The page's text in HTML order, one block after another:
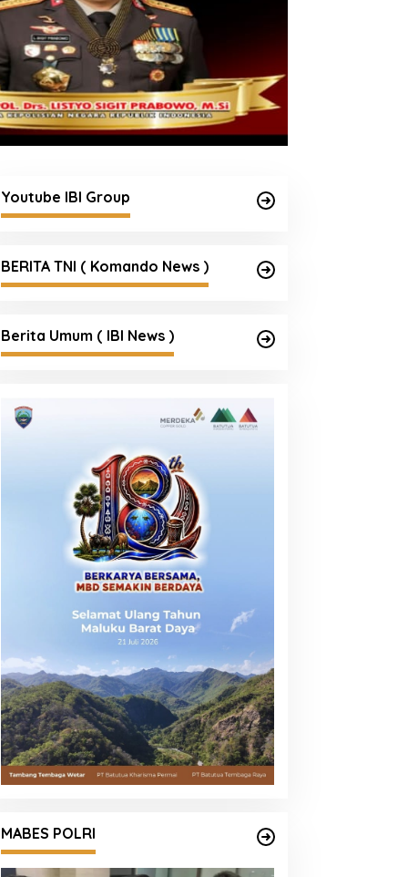
Youtube IBI Group
BERITA TNI ( Komando News )
Berita Umum ( IBI News )
MABES POLRI